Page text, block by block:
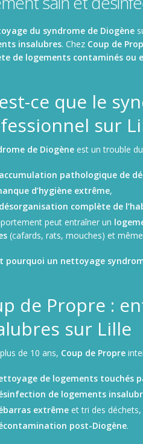
poids lourds et utilitaires
du syndrome de Diogène
insalubres. Chez Coup de
de logements contaminés ou
ce que le
sur
de Diogène est un trouble
accumulation pathologique de
d’hygiène extrême,
désorganisation complète de
peut entraîner un
(cafards, rats, mouches) et
pourquoi un nettoyage
de Propre :
sur Lille
de 10 ans, Coup de Propre
de logements touchés
de logements
extrêmeet tri des déchets,
post-Diogène.